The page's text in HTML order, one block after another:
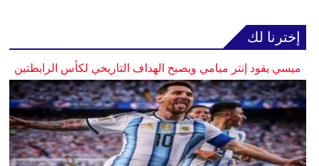
إخترنا لك
ميسي يقود إنتر ميامي ويصبح الهداف التاريخي لكأس الرابطتين